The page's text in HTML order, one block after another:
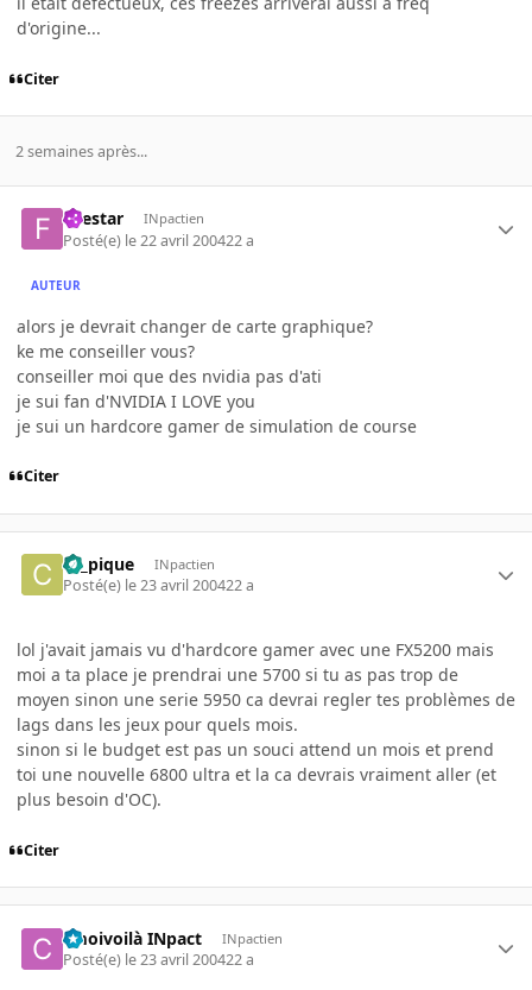
d'origine...
Citer
2 semaines après...
firestar INpactien
Posté(e) le 22 avril 200422 a
AUTEUR
alors je devrait changer de carte graphique?
ke me conseiller vous?
conseiller moi que des nvidia pas d'ati
je sui fan d'NVIDIA I LOVE you
je sui un hardcore gamer de simulation de course
Citer
ca_pique INpactien
Posté(e) le 23 avril 200422 a
lol j'avait jamais vu d'hardcore gamer avec une FX5200 mais
moi a ta place je prendrai une 5700 si tu as pas trop de
moyen sinon une serie 5950 ca devrai regler tes problèmes de
lags dans les jeux pour quels mois.
sinon si le budget est pas un souci attend un mois et prend
toi une nouvelle 6800 ultra et la ca devrais vraiment aller (et
plus besoin d'OC).
Citer
cmoivoilà INpact INpactien
Posté(e) le 23 avril 200422 a